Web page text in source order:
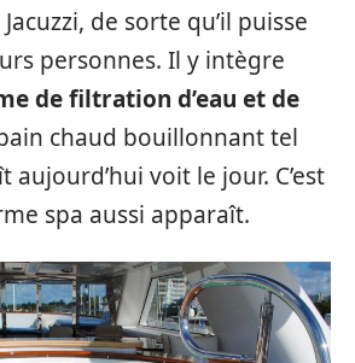
de sorte qu’il puisse
personnes. Il y intègre
de filtration d’eau et de
chaud bouillonnant tel
aujourd’hui voit le jour. C’est
spa aussi apparaît.